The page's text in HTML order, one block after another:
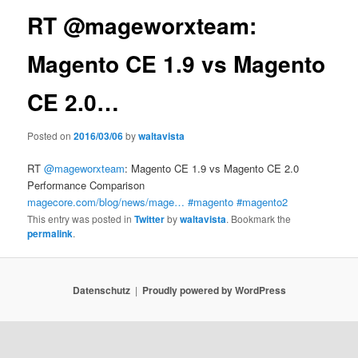
RT @mageworxteam:
Magento CE 1.9 vs Magento
CE 2.0…
Posted on2016/03/06bywaltavista
RT@mageworxteam: Magento CE 1.9 vs Magento CE 2.0
Performance Comparison
magecore.com/blog/news/mage… #magento #magento2
This entry was posted inTwitterbywaltavista. Bookmark the
permalink.
Datenschutz Proudly powered by WordPress